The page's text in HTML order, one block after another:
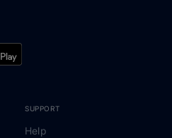
SUPPORT
Help